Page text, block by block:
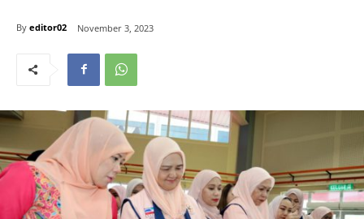
By editor02 November 3, 2023